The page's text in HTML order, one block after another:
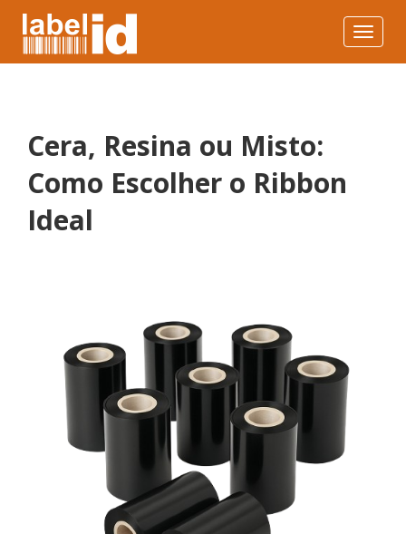
Toggle
Cera, Resina ou Misto:
Como Escolher o Ribbon
Ideal